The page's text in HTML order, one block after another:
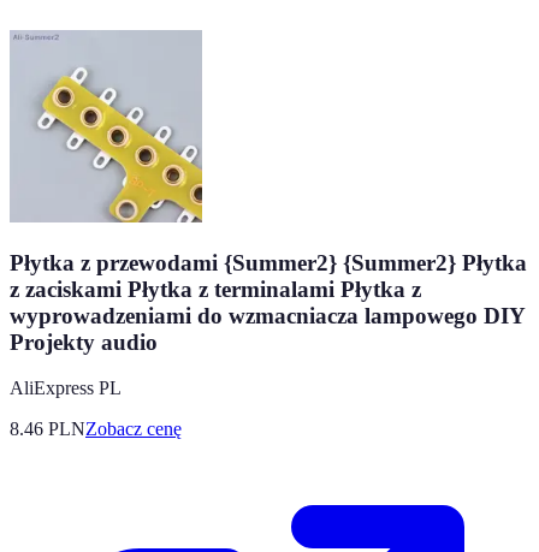
Płytka z przewodami {Summer2} {Summer2} Płytka
z zaciskami Płytka z terminalami Płytka z
wyprowadzeniami do wzmacniacza lampowego DIY
Projekty audio
AliExpress PL
8.46 PLNZobacz cenę